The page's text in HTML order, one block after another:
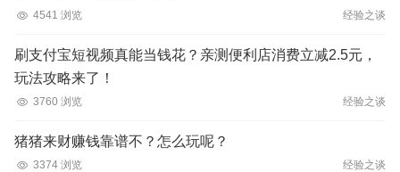
4541 浏览 经验之谈
刷支付宝短视频真能当钱花？亲测便利店消费立减2.5元，
玩法攻略来了！
3760 浏览 经验之谈
猪猪来财赚钱靠谱不？怎么玩呢？
3374 浏览 经验之谈